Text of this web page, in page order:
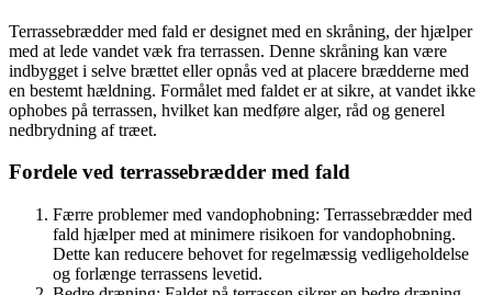
Terrassebrædder med fald er designet med en skråning, der hjælper
med at lede vandet væk fra terrassen. Denne skråning kan være
indbygget i selve brættet eller opnås ved at placere brædderne med
en bestemt hældning. Formålet med faldet er at sikre, at vandet ikke
ophobes på terrassen, hvilket kan medføre alger, råd og generel
nedbrydning af træet.
Fordele ved terrassebrædder med fald
Færre problemer med vandophobning: Terrassebrædder med
fald hjælper med at minimere risikoen for vandophobning.
Dette kan reducere behovet for regelmæssig vedligeholdelse
og forlænge terrassens levetid.